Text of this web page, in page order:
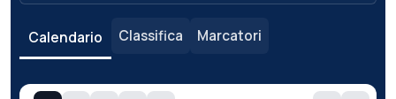
Calendario Classifica Marcatori